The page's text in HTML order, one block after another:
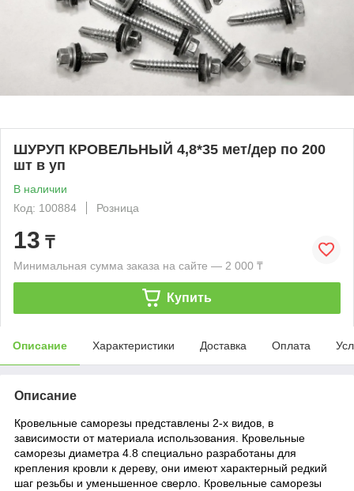
ШУРУП КРОВЕЛЬНЫЙ 4,8*35 мет/дер по 200
шт в уп
В наличии
Код: 100884
Розница
13 ₸
Минимальная сумма заказа на сайте — 2 000 ₸
Купить
Описание Характеристики Доставка Оплата
Описание
Кровельные саморезы представлены 2-х видов, в
зависимости от материала использования. Кровельные
саморезы диаметра 4.8 специально разработаны для
крепления кровли к дереву, они имеют характерный редкий
шаг резьбы и уменьшенное сверло. Кровельные саморезы